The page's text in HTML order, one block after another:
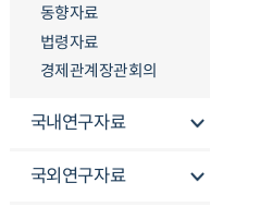
동향자료
법령자료
경제관계장관회의
국내연구자료
국외연구자료